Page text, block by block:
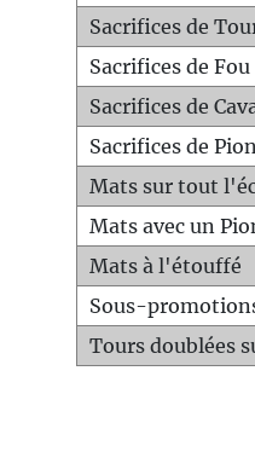
Sacrifices de
Sacrifices de Fou
Sacrifices de
Sacrifices de
Mats sur tout
Mats avec un
Mats à l'étouffé
Sous-
Tours doublées